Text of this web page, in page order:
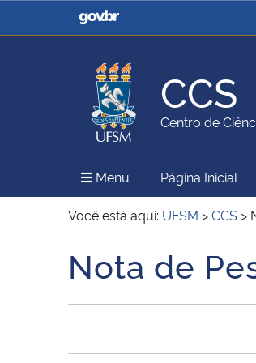
Casa Civil
Ministério da Agricultura,
Pecuária e Abastecimento
Ministério do Meio Ambiente
Secretaria de Governo
CCS
Centro de
Menu Menu Principal do
Página Inicial
Você está aqui: UFSM >CCS >
Início do conteúdo
Nota de